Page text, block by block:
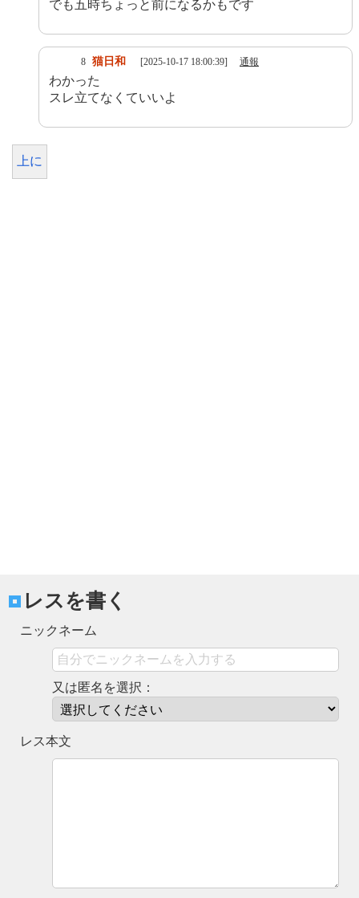
でも五時ちょっと前になるかもです
8 猫日和 [2025-10-17 18:00:39] 通報
わかった
スレ立てなくていいよ
上に
レスを書く
ニックネーム
又は匿名を選択：
レス本文